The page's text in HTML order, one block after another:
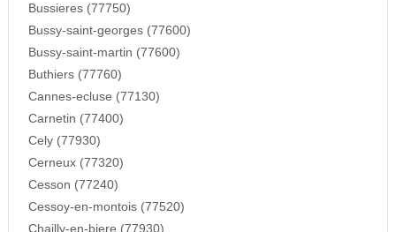
Bussieres (77750)
Bussy-saint-georges (77600)
Bussy-saint-martin (77600)
Buthiers (77760)
Cannes-ecluse (77130)
Carnetin (77400)
Cely (77930)
Cerneux (77320)
Cesson (77240)
Cessoy-en-montois (77520)
Chailly-en-biere (77930)